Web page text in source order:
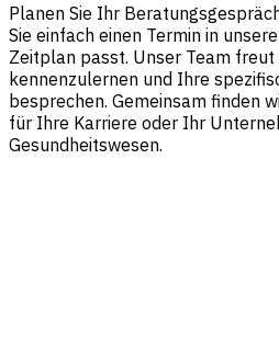
Planen Sie Ihr
Sie einfach einen Termin in
Zeitplan passt. Unser Team freut
kennenzulernen und Ihre
besprechen. Gemeinsam finden
für Ihre Karriere oder Ihr
Gesundheitswesen.